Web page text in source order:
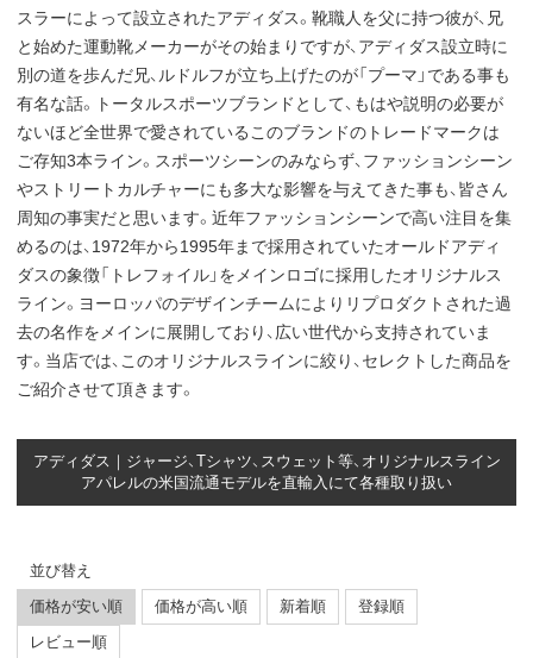
スラーによって設立されたアディダス。靴職人を父に持つ彼が、兄
と始めた運動靴メーカーがその始まりですが、アディダス設立時に
別の道を歩んだ兄、ルドルフが立ち上げたのが「プーマ」である事も
有名な話。トータルスポーツブランドとして、もはや説明の必要が
ないほど全世界で愛されているこのブランドのトレードマークは
ご存知3本ライン。スポーツシーンのみならず、ファッションシーン
やストリートカルチャーにも多大な影響を与えてきた事も、皆さん
周知の事実だと思います。近年ファッションシーンで高い注目を集
めるのは、1972年から1995年まで採用されていたオールドアディ
ダスの象徴「トレフォイル」をメインロゴに採用したオリジナルス
ライン。ヨーロッパのデザインチームによりリプロダクトされた過
去の名作をメインに展開しており、広い世代から支持されていま
す。当店では、このオリジナルスラインに絞り、セレクトした商品を
ご紹介させて頂きます。
アディダス｜ジャージ、Tシャツ、スウェット等、オリジナルスライン
アパレルの米国流通モデルを直輸入にて各種取り扱い
並び替え
価格が安い順
価格が高い順 新着順
登録順
レビュー順